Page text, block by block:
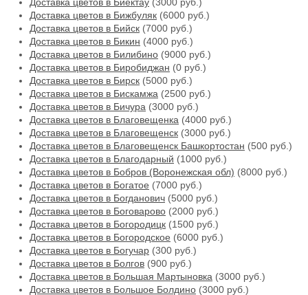
Доставка цветов в Бижбуляк (6000 руб.)
Доставка цветов в Бийск (7000 руб.)
Доставка цветов в Бикин (4000 руб.)
Доставка цветов в Билибино (9000 руб.)
Доставка цветов в Биробиджан (0 руб.)
Доставка цветов в Бирск (5000 руб.)
Доставка цветов в Бискамжа (2500 руб.)
Доставка цветов в Бичура (3000 руб.)
Доставка цветов в Благовещенка (4000 руб.)
Доставка цветов в Благовещенск (3000 руб.)
Доставка цветов в Благовещенск Башкортостан (500 руб.)
Доставка цветов в Благодарный (1000 руб.)
Доставка цветов в Бобров (Воронежская обл) (8000 руб.)
Доставка цветов в Богатое (7000 руб.)
Доставка цветов в Богданович (5000 руб.)
Доставка цветов в Боговарово (2000 руб.)
Доставка цветов в Богородицк (1500 руб.)
Доставка цветов в Богородское (6000 руб.)
Доставка цветов в Богучар (300 руб.)
Доставка цветов в Болгов (900 руб.)
Доставка цветов в Большая Мартыновка (3000 руб.)
Доставка цветов в Большое Болдино (3000 руб.)